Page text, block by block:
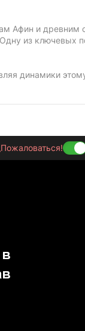
Афин и древним
из ключевых
динамики
Пожаловаться!